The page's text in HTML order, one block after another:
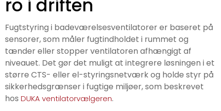
ro i driften
Fugtstyring i badeværelsesventilatorer er baseret på
sensorer, som måler fugtindholdet i rummet og
tænder eller stopper ventilatoren afhængigt af
niveauet. Det gør det muligt at integrere løsningen i et
større CTS- eller el-styringsnetværk og holde styr på
sikkerhedsgrænser i fugtige miljøer, som beskrevet
hos DUKA ventilatorvælgeren.